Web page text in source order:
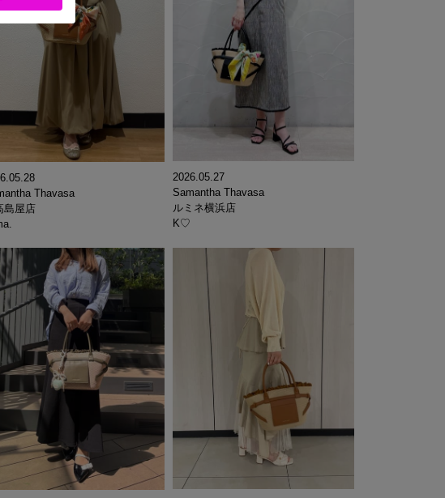
Thavasa
島屋店
2026.05.27
Samantha Thavasa
ルミネ横浜店
K♡